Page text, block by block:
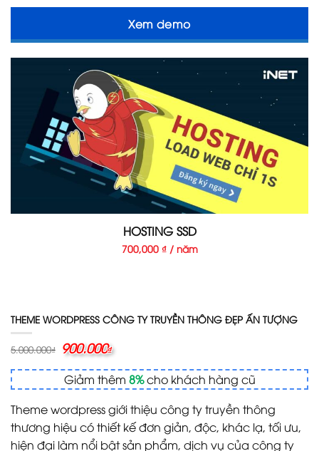
Xem demo
HOSTING SSD
700,000 ₫ / năm
THEME WORDPRESS CÔNG TY TRUYỀN THÔNG ĐẸP ẤN TƯỢNG
5.000.000₫ Giá
gốc
là:
5.000.000₫.
900.000₫Giá
hiện
tại
là:
900.000₫.
Giảm thêm 8%cho khách hàng cũ
Theme wordpress giới thiệu công ty truyền thông
thương hiệu có thiết kế đơn giản, độc, khác lạ, tối ưu,
hiện đại làm nổi bật sản phẩm, dịch vụ của công ty